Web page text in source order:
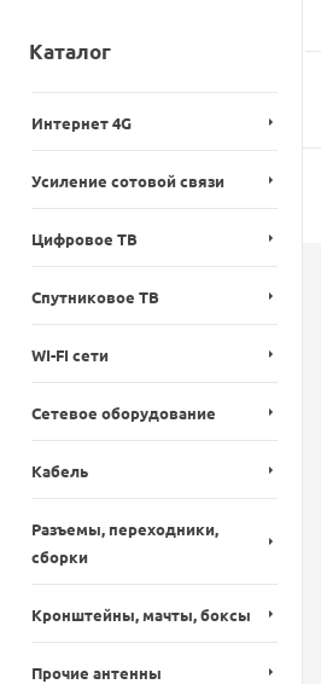
Каталог
Интернет 4G
Усиление сотовой связи
Цифровое ТВ
Спутниковое ТВ
WI-FI сети
Сетевое оборудование
Кабель
Разъемы, переходники,
сборки
Кронштейны, мачты, боксы
Прочие антенны